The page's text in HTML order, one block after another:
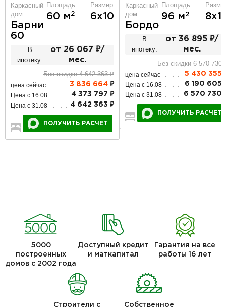
Каркасный
дом
Барни
60
Площадь
60 м2
Размер
6х10
В
ипотеку:
от 26 067 ₽/
мес.
Без скидки 4 642 363 ₽
цена сейчас 3 836 664 ₽
Цена с 16.08 4 373 797 ₽
Цена с 31.08 4 642 363 ₽
2
ПОЛУЧИТЬ РАСЧЕТ
Каркасный
дом
Бордо
Площадь
96 м2
В
ипотеку:
от 36 895 ₽/
мес.
Без скидки 6 570 730
цена сейчас 5 430 355
Цена с 16.08 6 190 605
Цена с 31.08 6 570 730
3
ПОЛУЧИТЬ РАСЧЕТ
5000
построенных
домов с 2002 года
Доступный кредит
и маткапитал
Гарантия на все
работы 16 лет
Строители с
Собственное